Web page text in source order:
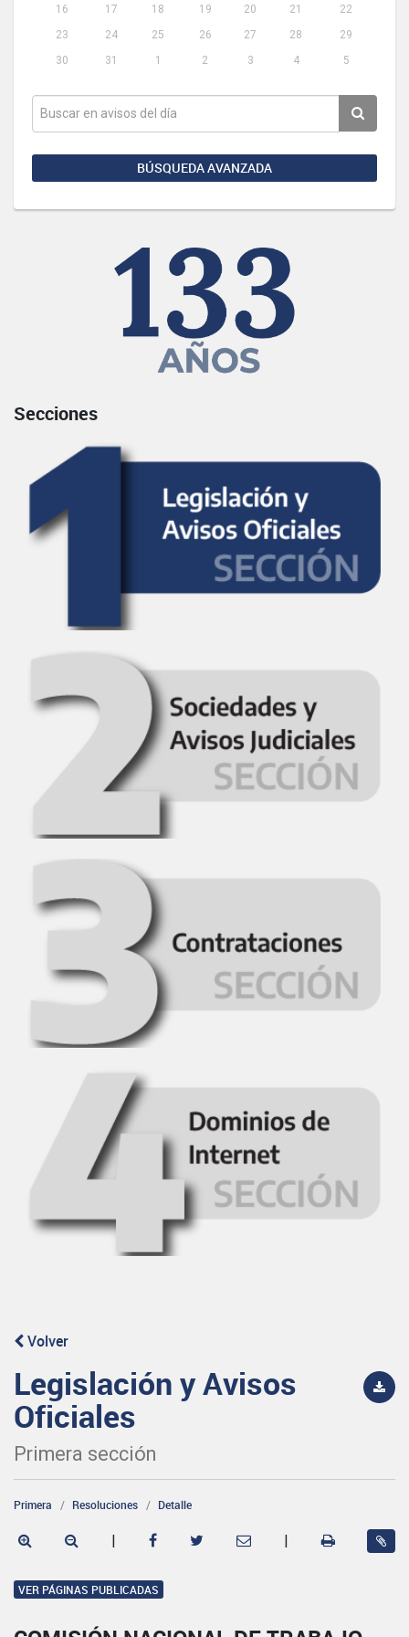
16
17 18 19 20 21
22
23
24 25 26 27 28
29
30
31 1 2 3 4 5
BÚSQUEDA AVANZADA
Secciones
Volver
Legislación y Avisos
Oficiales
Primera sección
Primera Resoluciones Detalle
| |
VER PÁGINAS PUBLICADAS